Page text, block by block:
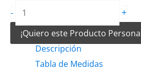
-
Camiseta
de
Futbol
Blanco
+
¡Quiero este Producto
Descripción
Tabla de Medidas